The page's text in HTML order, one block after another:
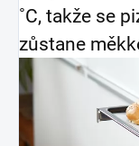
˚C, takže se
zůstane